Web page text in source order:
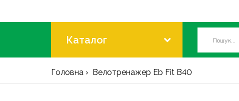
Каталог
Головна Велотренажер Eb Fit B40